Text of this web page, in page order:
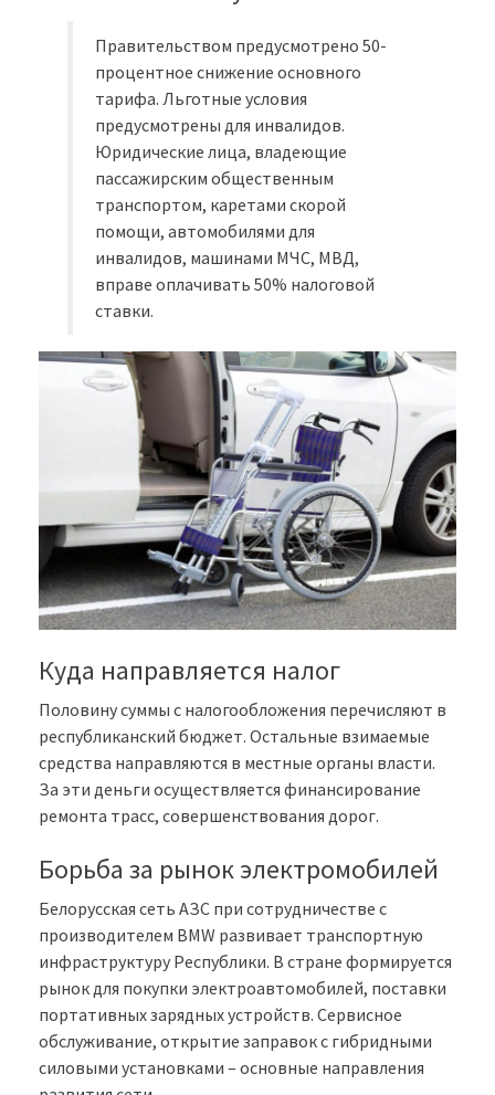
Правительством предусмотрено 50-
процентное снижение основного
тарифа. Льготные условия
предусмотрены для инвалидов.
Юридические лица, владеющие
пассажирским общественным
транспортом, каретами скорой
помощи, автомобилями для
инвалидов, машинами МЧС, МВД,
вправе оплачивать 50% налоговой
ставки.
Куда направляется налог
Половину суммы с налогообложения перечисляют в
республиканский бюджет. Остальные взимаемые
средства направляются в местные органы власти.
За эти деньги осуществляется финансирование
ремонта трасс, совершенствования дорог.
Борьба за рынок электромобилей
Белорусская сеть АЗС при сотрудничестве с
производителем BMW развивает транспортную
инфраструктуру Республики. В стране формируется
рынок для покупки электроавтомобилей, поставки
портативных зарядных устройств. Сервисное
обслуживание, открытие заправок с гибридными
силовыми установками – основные направления